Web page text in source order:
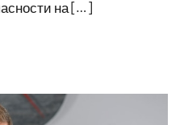
на […]